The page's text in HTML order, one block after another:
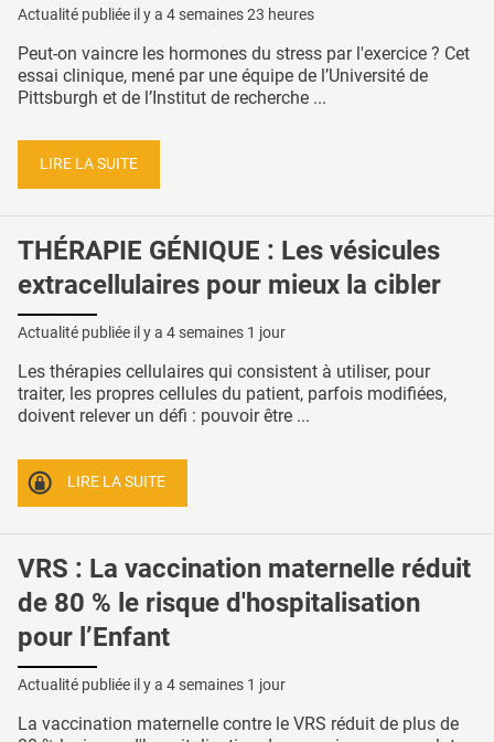
Actualité publiée il y a 4 semaines 23 heures
Peut-on vaincre les hormones du stress par l'exercice ? Cet
essai clinique, mené par une équipe de l’Université de
Pittsburgh et de l’Institut de recherche ...
LIRE LA SUITE
THÉRAPIE GÉNIQUE : Les vésicules
extracellulaires pour mieux la cibler
Actualité publiée il y a 4 semaines 1 jour
Les thérapies cellulaires qui consistent à utiliser, pour
traiter, les propres cellules du patient, parfois modifiées,
doivent relever un défi : pouvoir être ...
LIRE LA SUITE
VRS : La vaccination maternelle réduit
de 80 % le risque d'hospitalisation
pour l’Enfant
Actualité publiée il y a 4 semaines 1 jour
La vaccination maternelle contre le VRS réduit de plus de